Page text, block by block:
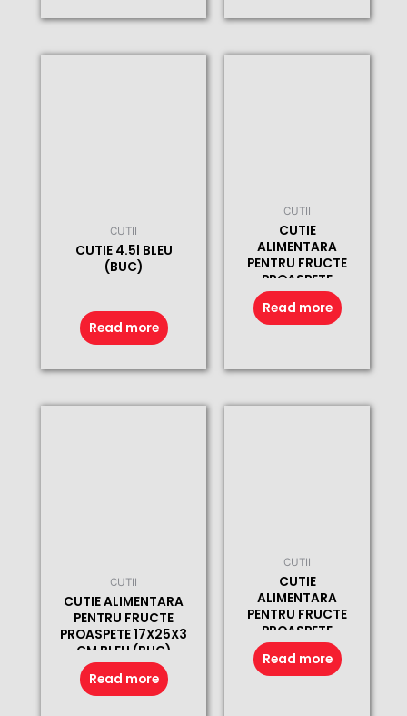
CUTII
CUTIE 4.5l BLEU
(BUC)
Read more
CUTII
CUTIE
ALIMENTARA
PENTRU FRUCTE
PROASPETE
17X25X3 CM
(BUC)
Read more
CUTII
CUTIE ALIMENTARA
PENTRU FRUCTE
PROASPETE 17X25X3
CM BLEU (BUC)
Read more
CUTII
CUTIE
ALIMENTARA
PENTRU FRUCTE
PROASPETE
17X25X3 CM
VERDE (BUC)
Read more